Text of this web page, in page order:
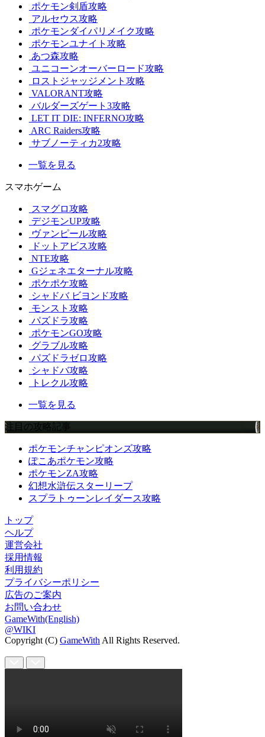
ポケモン剣盾攻略
アルセウス攻略
ポケモンダイパリメイク攻略
ポケモンユナイト攻略
あつ森攻略
ユニコーンオーバーロード攻略
ロストジャッジメント攻略
VALORANT攻略
バルダーズゲート3攻略
LET IT DIE: INFERNO攻略
ARC Raiders攻略
サブノーティカ2攻略
一覧を見る
スマホゲーム
スマグロ攻略
デジモンUP攻略
ヴァンピール攻略
ドットアビス攻略
NTE攻略
Gジェネエターナル攻略
ポケポケ攻略
シャドバ ビヨンド攻略
モンスト攻略
パズドラ攻略
ポケモンGO攻略
グラブル攻略
パズドラゼロ攻略
シャドバ攻略
トレクル攻略
一覧を見る
注目の攻略記事
ポケモンチャンピオンズ攻略
ぽこあポケモン攻略
ポケモンZA攻略
幻想水滸伝スターリープ
スプラトゥーンレイダース攻略
トップ
ヘルプ
運営会社
採用情報
利用規約
プライバシーポリシー
広告のご案内
お問い合わせ
GameWith(English)
@WIKI
Copyright (C) GameWith All Rights Reserved.